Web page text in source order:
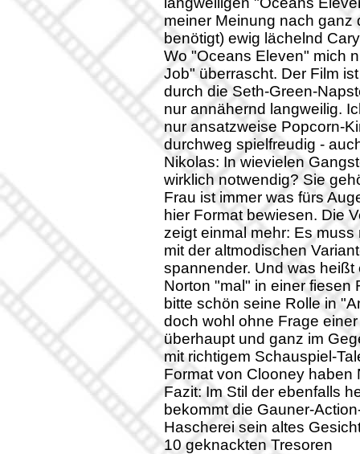
meiner Meinung nach ganz
benötigt) ewig lächelnd
Wo "Oceans Eleven" mich
Job" überrascht. Der Film
durch die Seth-Green-
nur annähernd langweilig.
nur ansatzweise Popcorn-
durchweg spielfreudig -
Nikolas: In wievielen
wirklich notwendig? Sie
Frau ist immer was fürs
hier Format bewiesen. Die
zeigt einmal mehr: Es
mit der altmodischen
spannender. Und was
Norton "mal" in einer fiesen
bitte schön seine Rolle in
doch wohl ohne Frage
überhaupt und ganz im
mit richtigem Schauspiel-
Format von Clooney haben
Fazit: Im Stil der ebenfalls
bekommt die Gauner-
Hascherei sein altes
10 geknackten Tresoren